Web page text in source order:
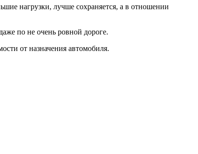
нагрузки, лучше сохраняется, а в отношении
по не очень ровной дороге.
от назначения автомобиля.